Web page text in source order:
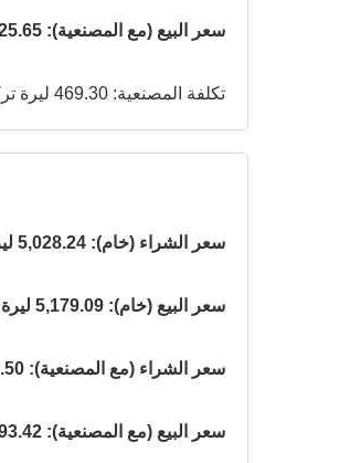
سعر البيع (مع المصنعية): 6,525.65 ليرة تركية
تكلفة المصنعية: 469.30 ليرة تركية
سعر الشراء (خام): 5,028.24 ليرة تركية
سعر البيع (خام): 5,179.09 ليرة تركية
سعر الشراء (مع المصنعية): 5,430.50 ليرة تركية
سعر البيع (مع المصنعية): 5,593.42 ليرة تركية